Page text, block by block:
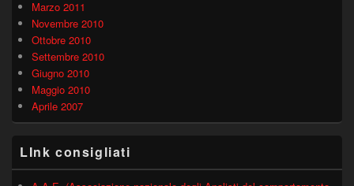
Marzo 2011
Novembre 2010
Ottobre 2010
Settembre 2010
Giugno 2010
Maggio 2010
Aprile 2007
LInk consigliati